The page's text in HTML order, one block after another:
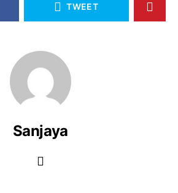
TWEET
Sanjaya